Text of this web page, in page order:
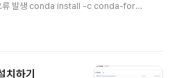
발생 conda install -c conda-forge
to be unavailable on this m
with..
하기